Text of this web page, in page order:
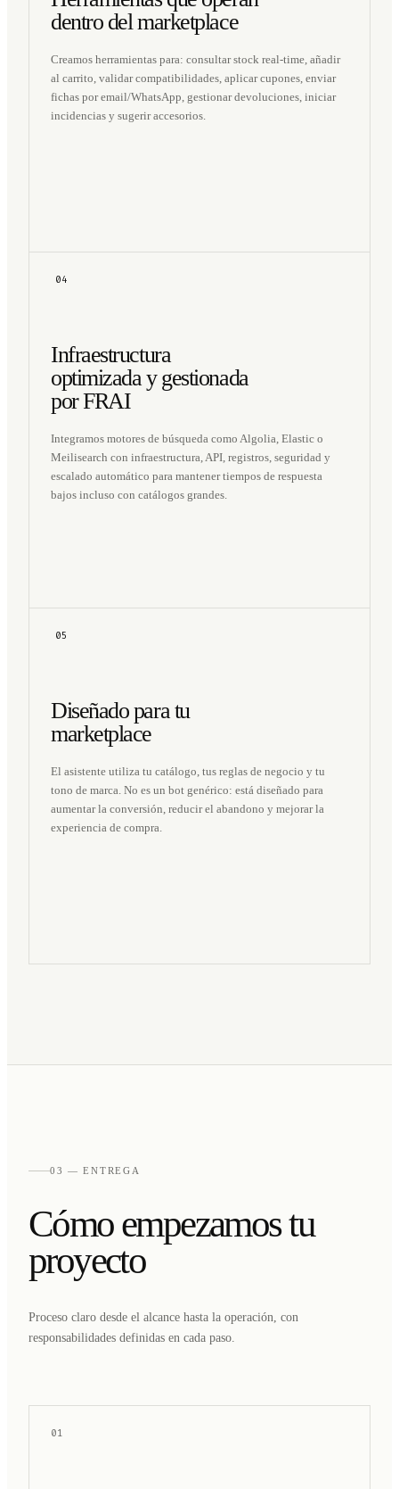
dentro del marketplace
Creamos herramientas para: consultar stock real-time, añadir
al carrito, validar compatibilidades, aplicar cupones, enviar
fichas por email/WhatsApp, gestionar devoluciones, iniciar
incidencias y sugerir accesorios.
04
Infraestructura
optimizada y gestionada
por FRAI
Integramos motores de búsqueda como Algolia, Elastic o
Meilisearch con infraestructura, API, registros, seguridad y
escalado automático para mantener tiempos de respuesta
bajos incluso con catálogos grandes.
05
Diseñado para tu
marketplace
El asistente utiliza tu catálogo, tus reglas de negocio y tu
tono de marca. No es un bot genérico: está diseñado para
aumentar la conversión, reducir el abandono y mejorar la
experiencia de compra.
03 — ENTREGA
Cómo empezamos tu
proyecto
Proceso claro desde el alcance hasta la operación, con
responsabilidades definidas en cada paso.
01